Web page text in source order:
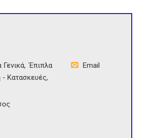
Γενικά Έπιπλα
- Κατασκευές
Email